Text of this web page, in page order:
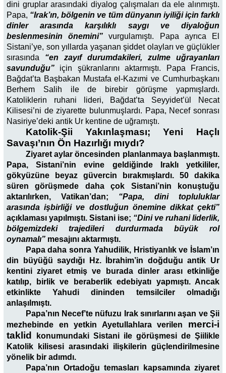
dini gruplar arasındaki diyalog çalışmaları da ele alınmıştı.
Papa, “Irak’ın, bölgenin ve tüm dünyanın iyiliği için farklı
dinler arasında karşılıklı saygı ve diyaloğun
beslenmesinin önemini” vurgulamıştı. Papa ayrıca El
Sistani’ye, son yıllarda yaşanan şiddet olayları ve güçlükler
sırasında “en zayıf durumdakileri, zulme uğrayanları
savunduğu” için şükranlarını aktarmıştı. Papa Francis,
Bağdat’ta Başbakan Mustafa el-Kazımi ve Cumhurbaşkanı
Berhem Salih ile de birebir görüşme yapmışlardı.
Katoliklerin ruhani lideri, Bağdat’ta Seyyidet’ül Necat
Kilisesi’ni de ziyarette bulunmuşlardı. Papa, Necef sonrası
Nasiriye’deki antik Ur kentine de uğramıştı.
Katolik-Şii Yakınlaşması; Yeni Haçlı
Savaşı’nın Ön Hazırlığı mıydı?
Ziyaret aylar öncesinden planlanmaya başlanmıştı.
Papa, Sistani’nin evine geldiğinde Iraklı yetkililer,
gökyüzüne beyaz güvercin bırakmışlardı. 50 dakika
süren görüşmede daha çok Sistani’nin konuştuğu
aktarılırken, Vatikan’dan; “Papa, dini topluluklar
arasında işbirliği ve dostluğun önemine dikkat çekti”
açıklaması yapılmıştı. Sistani ise; “Dini ve ruhani liderlik,
bölgemizdeki trajedileri durdurmada büyük rol
oynamalı” mesajını aktarmıştı.
Papa daha sonra Yahudilik, Hristiyanlık ve İslam’ın
din büyüğü saydığı Hz. İbrahim’in doğduğu antik Ur
kentini ziyaret etmiş ve burada dinler arası etkinliğe
katılıp, birlik ve beraberlik edebiyatı yapmıştı. Ancak
etkinlikte Yahudi dininden temsilciler olmadığı
anlaşılmıştı.
Papa’nın Necef’te nüfuzu Irak sınırlarını aşan ve Şii
mezhebinde en yetkin Ayetullahlara verilen merci-i
taklid
konumundaki Sistani ile görüşmesi de Şiilikle
Katolik kilisesi arasındaki ilişkilerin güçlendirilmesine
yönelik bir adımdı.
Papa’nın Ortadoğu temasları kapsamında ziyaret